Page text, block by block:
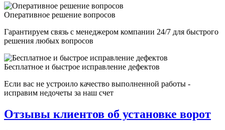
Оперативное решение вопросов
Гарантируем связь с менеджером компании 24/7 для быстрого
решения любых вопросов
Бесплатное и быстрое исправление дефектов
Если вас не устроило качество выполненной работы -
исправим недочеты за наш счет
Отзывы клиентов об установке ворот